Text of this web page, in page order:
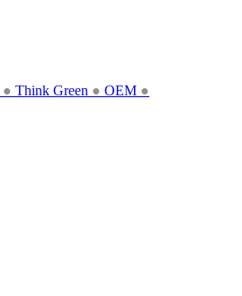
● Think Green ● OEM ●